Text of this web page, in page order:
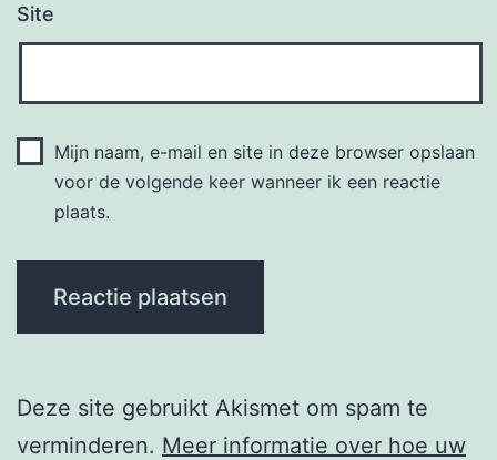
Site
Mijn naam, e-mail en site in deze browser opslaan
voor de volgende keer wanneer ik een reactie
plaats.
Deze site gebruikt Akismet om spam te
verminderen. Meer informatie over hoe uw